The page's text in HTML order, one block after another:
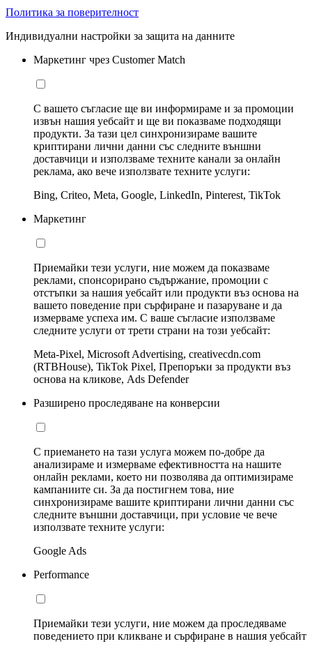
Политика за поверителност
Индивидуални настройки за защита на данните
Маркетинг чрез Customer Match
С вашето съгласие ще ви информираме и за промоции
извън нашия уебсайт и ще ви показваме подходящи
продукти. За тази цел синхронизираме вашите
криптирани лични данни със следните външни
доставчици и използваме техните канали за онлайн
реклама, ако вече използвате техните услуги:
Bing, Criteo, Meta, Google, LinkedIn, Pinterest, TikTok
Маркетинг
Приемайки тези услуги, ние можем да показваме
реклами, спонсорирано съдържание, промоции с
отстъпки за нашия уебсайт или продукти въз основа на
вашето поведение при сърфиране и пазаруване и да
измерваме успеха им. С ваше съгласие използваме
следните услуги от трети страни на този уебсайт:
Meta-Pixel, Microsoft Advertising, creativecdn.com
(RTBHouse), TikTok Pixel, Препоръки за продукти въз
основа на кликове, Ads Defender
Разширено проследяване на конверсии
С приемането на тази услуга можем по-добре да
анализираме и измерваме ефективността на нашите
онлайн реклами, което ни позволява да оптимизираме
кампаниите си. За да постигнем това, ние
синхронизираме вашите криптирани лични данни със
следните външни доставчици, при условие че вече
използвате техните услуги:
Google Ads
Performance
Приемайки тези услуги, ние можем да проследяваме
поведението при кликване и сърфиране в нашия уебсайт